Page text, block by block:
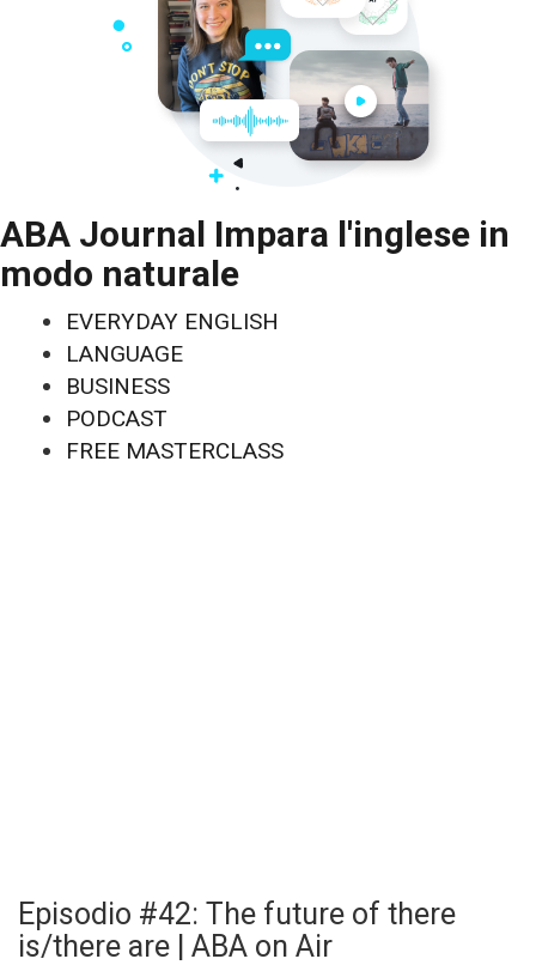
ABA Journal Impara l'inglese in
modo naturale
EVERYDAY ENGLISH
LANGUAGE
BUSINESS
PODCAST
FREE MASTERCLASS
Episodio #42: The future of there
is/there are | ABA on Air